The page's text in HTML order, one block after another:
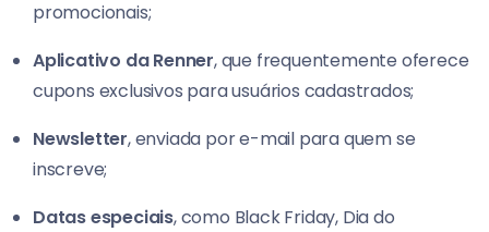
promocionais;
Aplicativo da Renner, que frequentemente oferece
cupons exclusivos para usuários cadastrados;
Newsletter, enviada por e-mail para quem se
inscreve;
Datas especiais, como Black Friday, Dia do